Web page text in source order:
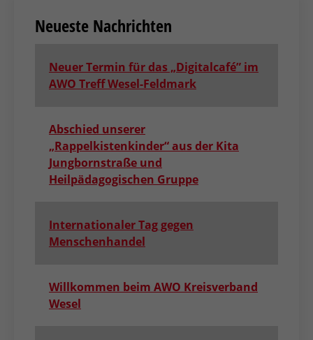
Neueste Nachrichten
Neuer Termin für das „Digitalcafé” im
AWO Treff Wesel-Feldmark
Abschied unserer
„Rappelkistenkinder“ aus der Kita
Jungbornstraße und
Heilpädagogischen Gruppe
Internationaler Tag gegen
Menschenhandel
Willkommen beim AWO Kreisverband
Wesel